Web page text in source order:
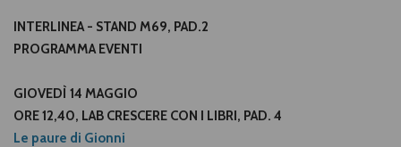
INTERLINEA - STAND M69, PAD.2
PROGRAMMA EVENTI
GIOVEDÌ 14 MAGGIO
ORE 12,40, LAB CRESCERE CON I LIBRI, PAD. 4
Le paure di Gionni